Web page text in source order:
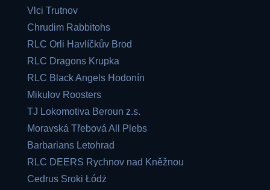
Vlci Trutnov
Chrudim Rabbitohs
RLC Orli Havlíčkův Brod
RLC Dragons Krupka
RLC Black Angels Hodonín
Mikulov Roosters
TJ Lokomotiva Beroun z.s.
Moravská Třebová All Plebs
Barbarians Letohrad
RLC DEERS Rychnov nad Kněžnou
Cedrus Sroki Łódż